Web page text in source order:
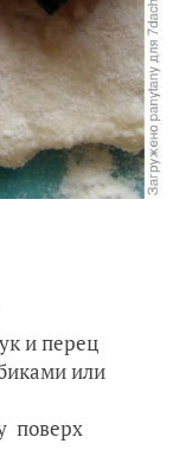
и перец
или
поверх